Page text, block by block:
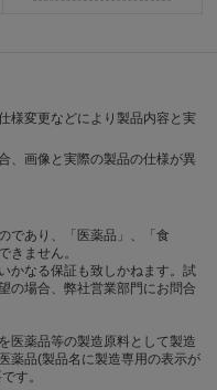
様変更などにより製品内容と実
、画像と実際の製品の仕様が異
であり、「医薬品」、「食
きません。
かなる保証も致しかねます。試
の場合、弊社営業部門にお問合
医薬品等の製造原料として製造
薬品(製品名に製造専用の表示が
す。